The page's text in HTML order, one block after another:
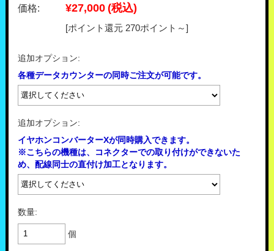
価格: ¥27,000(税込)
[ポイント還元 270ポイント～]
追加オプション:
各種データカウンターの同時ご注文が可能です。
追加オプション:
イヤホンコンバーターXが同時購入できます。
※こちらの機種は、コネクターでの取り付けができないた
め、配線同士の直付け加工となります。
数量:
個